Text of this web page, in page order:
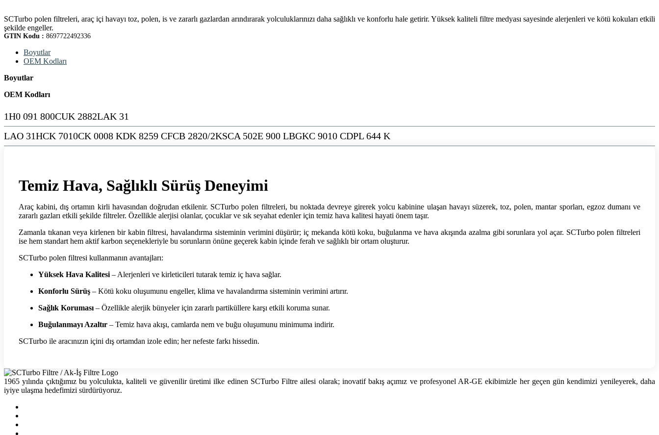
SCTurbo polen filtreleri, araç içi havayı toz, polen, is ve zararlı gazlardan arındırarak yolculuklarınızı daha sağlıklı ve konforlu hale getirir. Yüksek kaliteli filtre medyası sayesinde alerjenleri ve kötü kokuları etkili
şekilde engeller.
GTIN Kodu : 8697722492336
Boyutlar
OEM Kodları
Boyutlar
OEM Kodları
1H0 091 800CUK 2882LAK 31
LAO 31HCK 7010CK 0008 KDK 8259 CFCB 2820/2KSCA 502E 900 LBGKC 9010 CDPL 644 K
Temiz Hava, Sağlıklı Sürüş Deneyimi
Araç kabini, dış ortamın kirli havasından doğrudan etkilenir. SCTurbo polen filtreleri, bu noktada devreye girerek yolcu kabinine ulaşan havayı süzerek, toz, polen, mantar sporları, egzoz dumanı ve
zararlı gazları etkili şekilde filtreler. Özellikle alerjisi olanlar, çocuklar ve sık seyahat edenler için temiz hava kalitesi hayati önem taşır.
Zamanla tıkanan veya kirlenen bir kabin filtresi, havalandırma sisteminin verimini düşürür; iç mekanda kötü koku, buğulanma ve hava akışında azalma gibi sorunlara yol açar. SCTurbo polen filtreleri
ise hem standart hem aktif karbon seçenekleriyle bu sorunların önüne geçerek kabin içinde ferah ve sağlıklı bir ortam oluşturur.
SCTurbo polen filtresi kullanmanın avantajları:
Yüksek Hava Kalitesi – Alerjenleri ve kirleticileri tutarak temiz iç hava sağlar.
Konforlu Sürüş – Kötü koku oluşumunu engeller, klima ve havalandırma sisteminin verimini artırır.
Sağlık Koruması – Özellikle alerjik bünyeler için zararlı partiküllere karşı etkili koruma sunar.
Buğulanmayı Azaltır – Temiz hava akışı, camlarda nem ve buğu oluşumunu minimuma indirir.
SCTurbo ile aracınızın içini dış ortamdan izole edin; her nefeste farkı hissedin.
1965 yılında çıktığımız bu yolculukta, kaliteli ve güvenilir üretimi ilke edinen SCTurbo Filtre ailesi olarak; inovatif bakış açımız ve profesyonel AR-GE ekibimizle her geçen gün kendimizi yenileyerek, daha
iyiye ulaşma hedefimizi sürdürüyoruz.